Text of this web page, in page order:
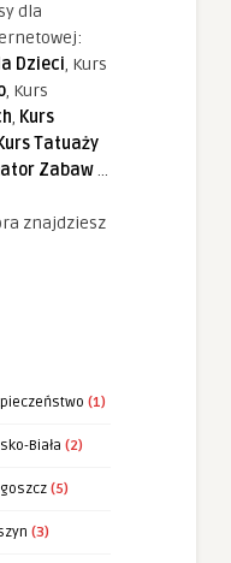
dla
Dzieci, Kurs
, Kurs
, Kurs
Tatuaży
Zabaw...
znajdziesz
(1)
Biała (2)
(5)
(3)